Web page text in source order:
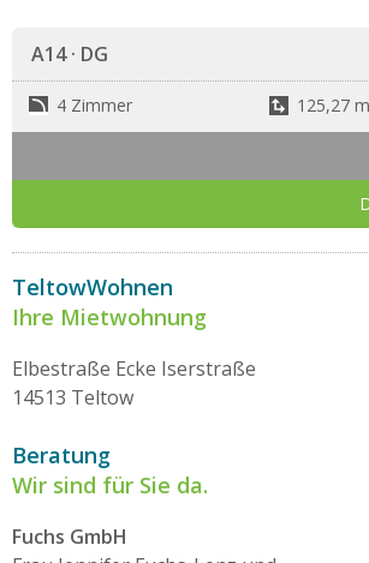
A14 · DG
4 Zimmer 125,27
TeltowWohnen
Ihre Mietwohnung
Elbestraße Ecke Iserstraße
14513 Teltow
Beratung
Wir sind für Sie da.
Fuchs GmbH